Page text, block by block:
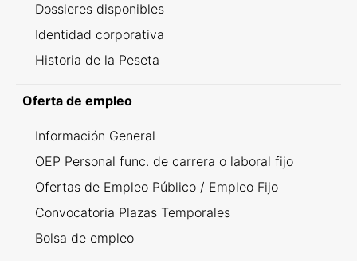
Dossieres disponibles
Identidad corporativa
Historia de la Peseta
Oferta de empleo
Información General
OEP Personal func. de carrera o laboral fijo
Ofertas de Empleo Público / Empleo Fijo
Convocatoria Plazas Temporales
Bolsa de empleo